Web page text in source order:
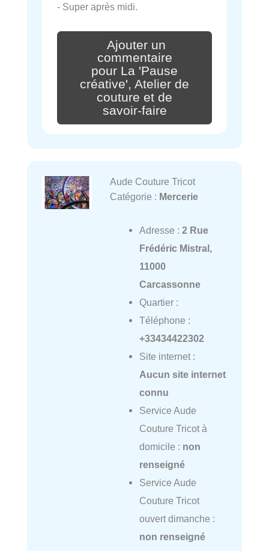
- Super après midi.
Ajouter un
commentaire
pour La 'Pause
créative', Atelier de
couture et de
savoir-faire
Aude Couture Tricot
Catégorie : Mercerie
Adresse : 2 Rue
Frédéric Mistral,
11000
Carcassonne
Quartier :
Téléphone :
+33434422302
Site internet :
Aucun site internet
connu
Service Aude
Couture Tricot à
domicile : non
renseigné
Service Aude
Couture Tricot
ouvert dimanche :
non renseigné